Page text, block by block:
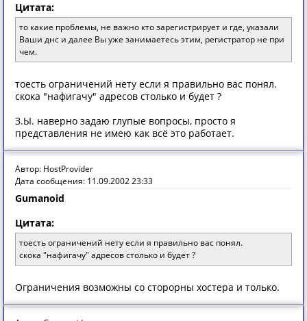
Цитата:
то какие проблемы, не важно кто зарегистрирует и где, указали
Ваши днс и далее Вы уже занимаетесь этим, регистратор не при
чем.
тоесть ограничений нету если я правильно вас понял.
скока "нафигачу" адресов столько и будет ?
З.Ы. наверно задаю глупые вопросы, просто я
представления не имею как всё это работает.
Автор: HostProvider
Дата сообщения: 11.09.2002 23:33
Gumanoid
Цитата:
тоесть ограничений нету если я правильно вас понял.
скока "нафигачу" адресов столько и будет ?
Ограничения возможны со сторорны хостера и только.